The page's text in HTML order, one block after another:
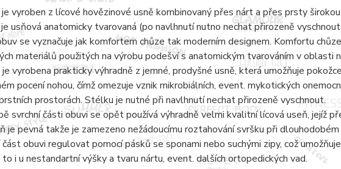
vyroben z lícové hovězinové usně kombinovaný přes nárt a přes prsty
usňová anatomicky tvarovaná (po navlhnutí nutno nechat přirozeně
se vyznačuje jak komfortem chůze tak moderním designem. Komfortu
materiálů použitých na výrobu podešví s anatomickým tvarováním v oblasti
vyrobena prakticky výhradně z jemné, prodyšné usně, která umožňuje
pocení nohou, čímž omezuje vznik mikrobiálních, event. mykotických
prostorách. Stélku je nutné při navlhnutí nechat přirozeně vyschnout.
svrchní části obuvi se opět používá výhradně velmi kvalitní lícová useň, jejíž
je pevná takže je zamezeno nežádoucímu roztahování svršku při
část obuvi regulovat pomocí pásků se sponami nebo suchými zipy, což
to i u nestandartní výšky a tvaru nártu, event. dalších ortopedických vad.